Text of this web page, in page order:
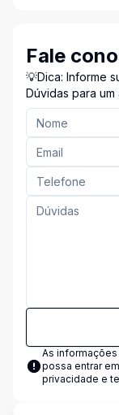
Fale
💡Dica: Informe
Dúvidas para
As
possa entrar
privacidade e